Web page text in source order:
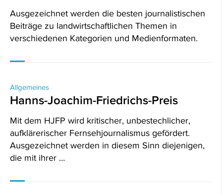
Ausgezeichnet werden die besten journalistischen
Beiträge zu landwirtschaftlichen Themen in
verschiedenen Kategorien und Medienformaten.
Allgemeines
Hanns-Joachim-Friedrichs-Preis
Mit dem HJFP wird kritischer, unbestechlicher,
aufklärerischer Fernsehjournalismus gefördert.
Ausgezeichnet werden in diesem Sinn diejenigen,
die mit ihrer …